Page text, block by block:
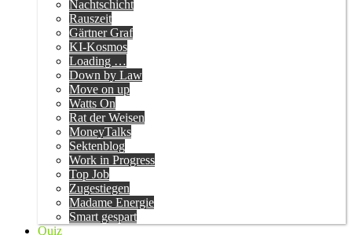
Nachtschicht
Rauszeit
Gärtner Graf
KI-Kosmos
Loading …
Down by Law
Move on up
Watts On
Rat der Weisen
MoneyTalks
Sektenblog
Work in Progress
Top Job
Zugestiegen
Madame Energie
Smart gespart
Quiz